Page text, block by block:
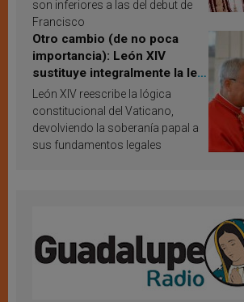
son inferiores a las del debut de
Francisco
Otro cambio (de no poca
importancia): León XIV
sustituye integralmente la ley
vaticana de Papa Francisco
León XIV reescribe la lógica
constitucional del Vaticano,
devolviendo la soberanía papal a
sus fundamentos legales